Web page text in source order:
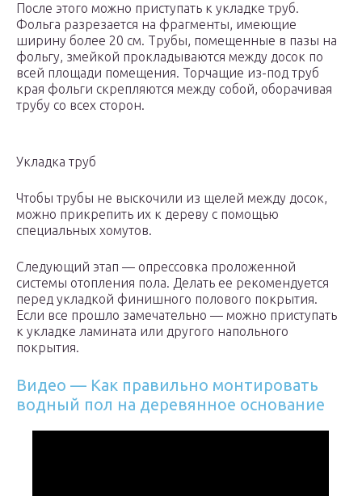
После этого можно приступать к укладке труб.
Фольга разрезается на фрагменты, имеющие
ширину более 20 см. Трубы, помещенные в пазы на
фольгу, змейкой прокладываются между досок по
всей площади помещения. Торчащие из-под труб
края фольги скрепляются между собой, оборачивая
трубу со всех сторон.
Укладка труб
Чтобы трубы не выскочили из щелей между досок,
можно прикрепить их к дереву с помощью
специальных хомутов.
Следующий этап — опрессовка проложенной
системы отопления пола. Делать ее рекомендуется
перед укладкой финишного полового покрытия.
Если все прошло замечательно — можно приступать
к укладке ламината или другого напольного
покрытия.
Видео — Как правильно монтировать
водный пол на деревянное основание